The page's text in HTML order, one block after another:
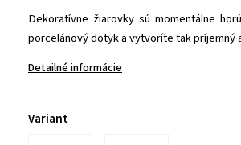
Dekoratívne žiarovky sú momentálne
porcelánový dotyk a vytvoríte tak príjemný
Detailné informácie
Variant